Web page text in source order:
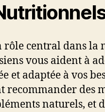
rôle central dans la
vous aident à
et adaptée à vos
recommander des
naturels, et